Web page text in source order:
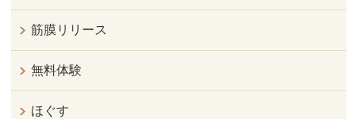
筋膜リリース
無料体験
ほぐす